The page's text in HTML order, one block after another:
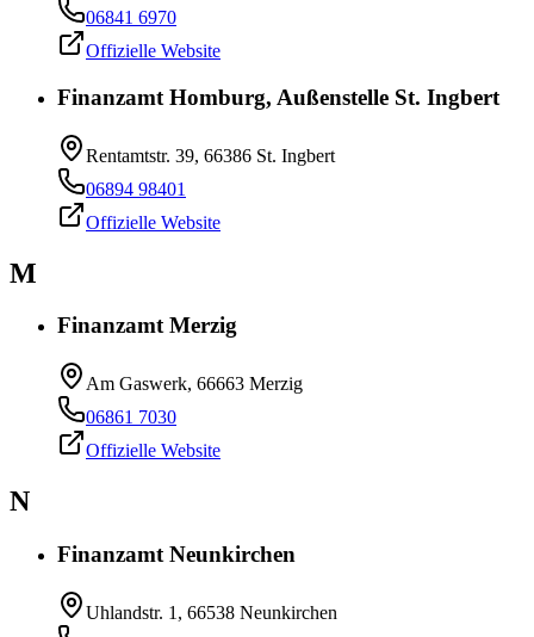
06841 6970
Offizielle Website
Finanzamt Homburg, Außenstelle St. Ingbert
Rentamtstr. 39, 66386 St. Ingbert
06894 98401
Offizielle Website
M
Finanzamt Merzig
Am Gaswerk, 66663 Merzig
06861 7030
Offizielle Website
N
Finanzamt Neunkirchen
Uhlandstr. 1, 66538 Neunkirchen